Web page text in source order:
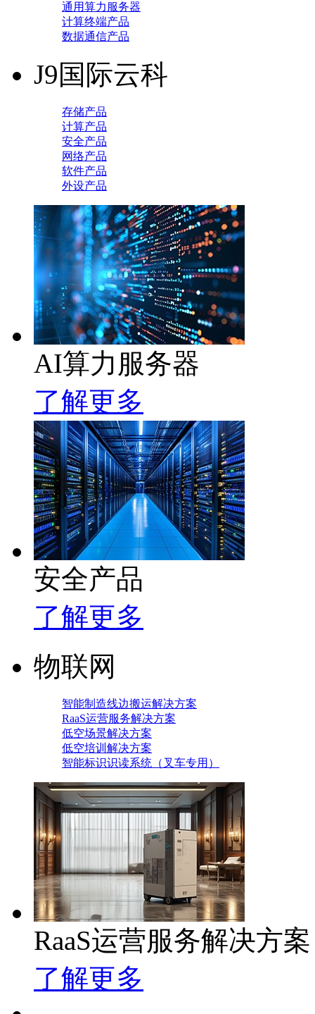
通用算力服务器
计算终端产品
数据通信产品
J9国际云科
存储产品
计算产品
安全产品
网络产品
软件产品
外设产品
AI算力服务器
了解更多
安全产品
了解更多
物联网
智能制造线边搬运解决方案
RaaS运营服务解决方案
低空场景解决方案
低空培训解决方案
智能标识识读系统（叉车专用）
RaaS运营服务解决方案
了解更多